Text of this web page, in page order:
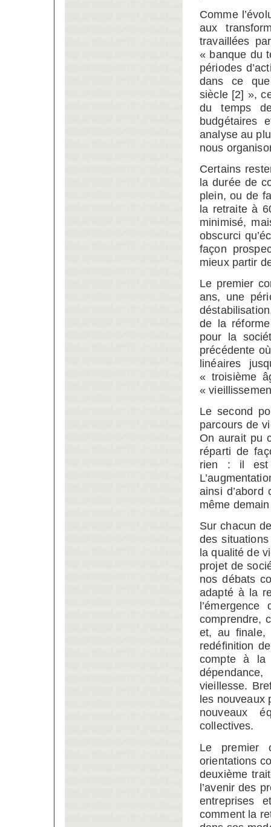
Comme
aux
travaillées
« banque du
périodes
dans ce
siècle[2] »,
du temps
budgétaires
analyse au
nous
Certains
la durée de
plein, ou de
la retraite à
minimisé,
obscurci
façon
mieux partir
Le premier
ans, une
de la
pour la
précédente
linéaires
« troisième
«
Le second
parcours de
On aurait pu
réparti de
rien : il est
ainsi
même
Sur chacun
des
la qualité de
projet de
nos débats
adapté à la
comprendre,
et, au finale,
redéfinition
compte à
vieillesse.
les nouveaux
nouveaux
collectives.
Le premier
orientations
deuxième
l’avenir des
entreprises
comment la